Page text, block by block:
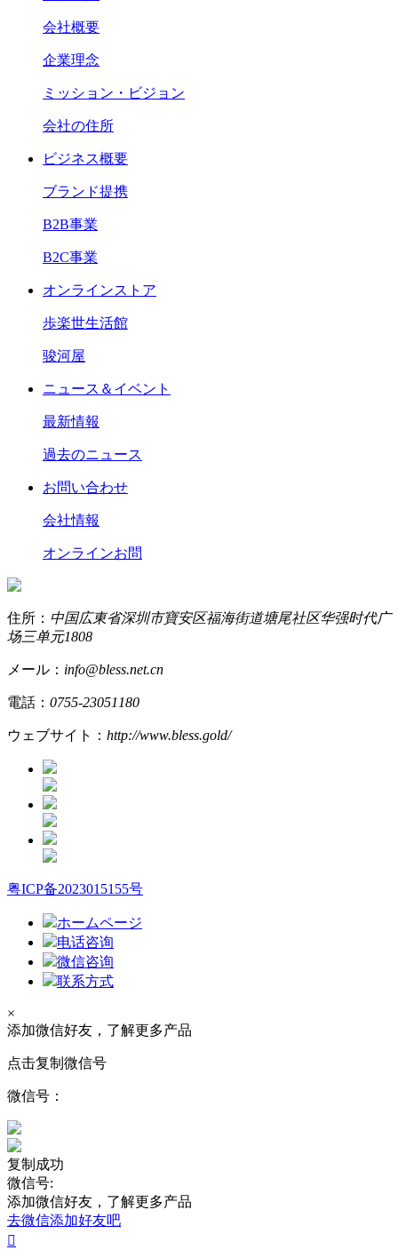
会社概要
企業理念
ミッション・ビジョン
会社の住所
ビジネス概要
ブランド提携
B2B事業
B2C事業
オンラインストア
歩楽世生活館
骏河屋
ニュース＆イベント
最新情報
過去のニュース
お問い合わせ
会社情報
オンラインお問
住所： 中国広東省深圳市寶安区福海街道塘尾社区华强时代广
场三单元1808
メール： info@bless.net.cn
電話： 0755-23051180
ウェブサイト： http://www.bless.gold/
粤ICP备2023015155号
ホームページ
电话咨询
微信咨询
联系方式
×
添加微信好友，了解更多产品
点击复制微信号
微信号：
复制成功
微信号:
添加微信好友，了解更多产品
去微信添加好友吧
